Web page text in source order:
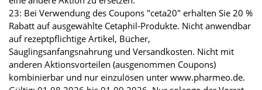
23: Bei Verwendung des Coupons "ceta20" erhalten Sie 20 %
Rabatt auf ausgewählte Cetaphil-Produkte. Nicht anwendbar
auf rezeptpflichtige Artikel, Bücher,
Säuglingsanfangsnahrung und Versandkosten. Nicht mit
anderen Aktionsvorteilen (ausgenommen Coupons)
kombinierbar und nur einzulösen unter www.pharmeo.de.